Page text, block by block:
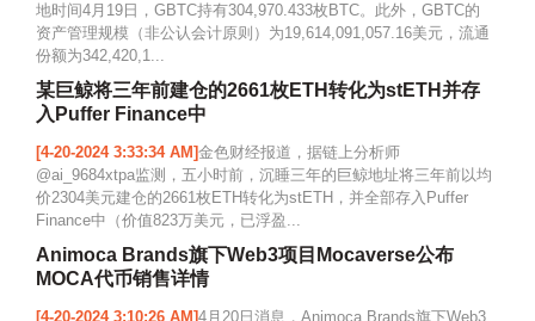
地时间4月19日，GBTC持有304,970.433枚BTC。此外，GBTC的
资产管理规模（非公认会计原则）为19,614,091,057.16美元，流通
份额为342,420,1...
某巨鲸将三年前建仓的2661枚ETH转化为stETH并存
入Puffer Finance中
[4-20-2024 3:33:34 AM]金色财经报道，据链上分析师
@ai_9684xtpa监测，五小时前，沉睡三年的巨鲸地址将三年前以均
价2304美元建仓的2661枚ETH转化为stETH，并全部存入Puffer
Finance中（价值823万美元，已浮盈...
Animoca Brands旗下Web3项目Mocaverse公布
MOCA代币销售详情
[4-20-2024 3:10:26 AM]4月20日消息，Animoca Brands旗下Web3